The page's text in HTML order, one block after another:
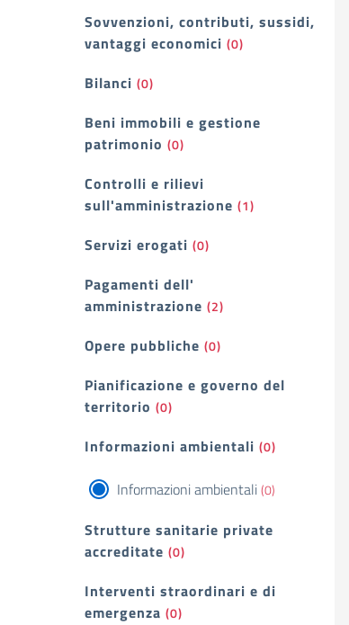
Sovvenzioni, contributi, sussidi,
vantaggi economici (0)
Bilanci (0)
Beni immobili e gestione
patrimonio (0)
Controlli e rilievi
sull'amministrazione (1)
Servizi erogati (0)
Pagamenti dell'
amministrazione (2)
Opere pubbliche (0)
Pianificazione e governo del
territorio (0)
Informazioni ambientali (0)
Informazioni ambientali(0)
Strutture sanitarie private
accreditate (0)
Interventi straordinari e di
emergenza (0)